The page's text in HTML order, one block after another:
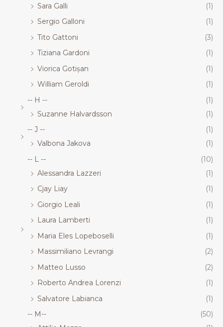
Sara Galli
(1)
Sergio Galloni
(1)
Tito Gattoni
(3)
Tiziana Gardoni
(1)
Viorica Gotișan
(1)
William Geroldi
(1)
-- H --
(1)
Suzanne Halvardsson
(1)
-- J --
(1)
Valbona Jakova
(1)
-- L --
(10)
Alessandra Lazzeri
(1)
Cjay Liay
(1)
Giorgio Leali
(1)
Laura Lamberti
(1)
Maria Eles Lopeboselli
(1)
Massimiliano Levrangi
(2)
Matteo Lusso
(2)
Roberto Andrea Lorenzi
(1)
Salvatore Labianca
(1)
-- M--
(50)